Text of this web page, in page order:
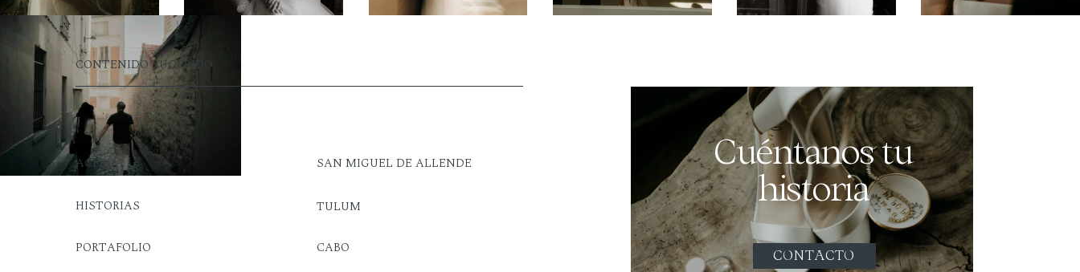
CONTENIDO SUGERIDO:
Cuéntanos tu
historia
ACERCA SAN MIGUEL DE ALLENDE
HISTORIAS TULUM
PORTAFOLIO CABO CONTACTO